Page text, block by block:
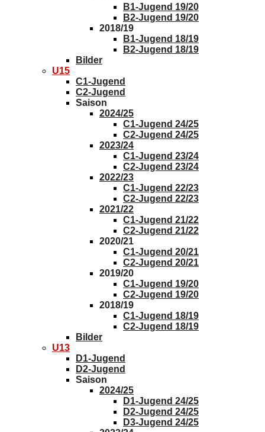
B1-Jugend 19/20
B2-Jugend 19/20
2018/19
B1-Jugend 18/19
B2-Jugend 18/19
Bilder
U15
C1-Jugend
C2-Jugend
Saison
2024/25
C1-Jugend 24/25
C2-Jugend 24/25
2023/24
C1-Jugend 23/24
C2-Jugend 23/24
2022/23
C1-Jugend 22/23
C2-Jugend 22/23
2021/22
C1-Jugend 21/22
C2-Jugend 21/22
2020/21
C1-Jugend 20/21
C2-Jugend 20/21
2019/20
C1-Jugend 19/20
C2-Jugend 19/20
2018/19
C1-Jugend 18/19
C2-Jugend 18/19
Bilder
U13
D1-Jugend
D2-Jugend
Saison
2024/25
D1-Jugend 24/25
D2-Jugend 24/25
D3-Jugend 24/25